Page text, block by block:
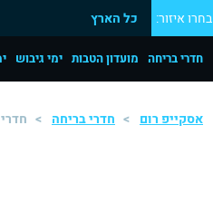
בחרו איזור: כל הארץ
חדרי בריחה מועדון הטבות ימי גיבוש
אסקייפ רום חדרי בריחה